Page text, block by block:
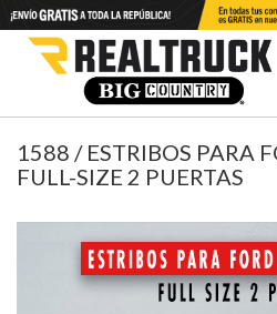
1588 / ESTRIBOS PARA
FULL-SIZE 2 PUERTAS